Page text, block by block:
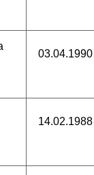
03.04.1990
14.02.1988